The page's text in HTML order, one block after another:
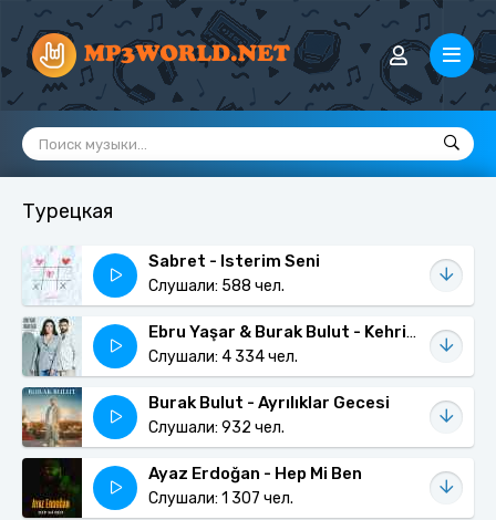
Турецкая
Sabret - Isterim Seni
Слушали: 588 чел.
Ebru Yaşar & Burak Bulut - Kehribar
Слушали: 4 334 чел.
Burak Bulut - Ayrılıklar Gecesi
Слушали: 932 чел.
Ayaz Erdoğan - Hep Mi Ben
Слушали: 1 307 чел.